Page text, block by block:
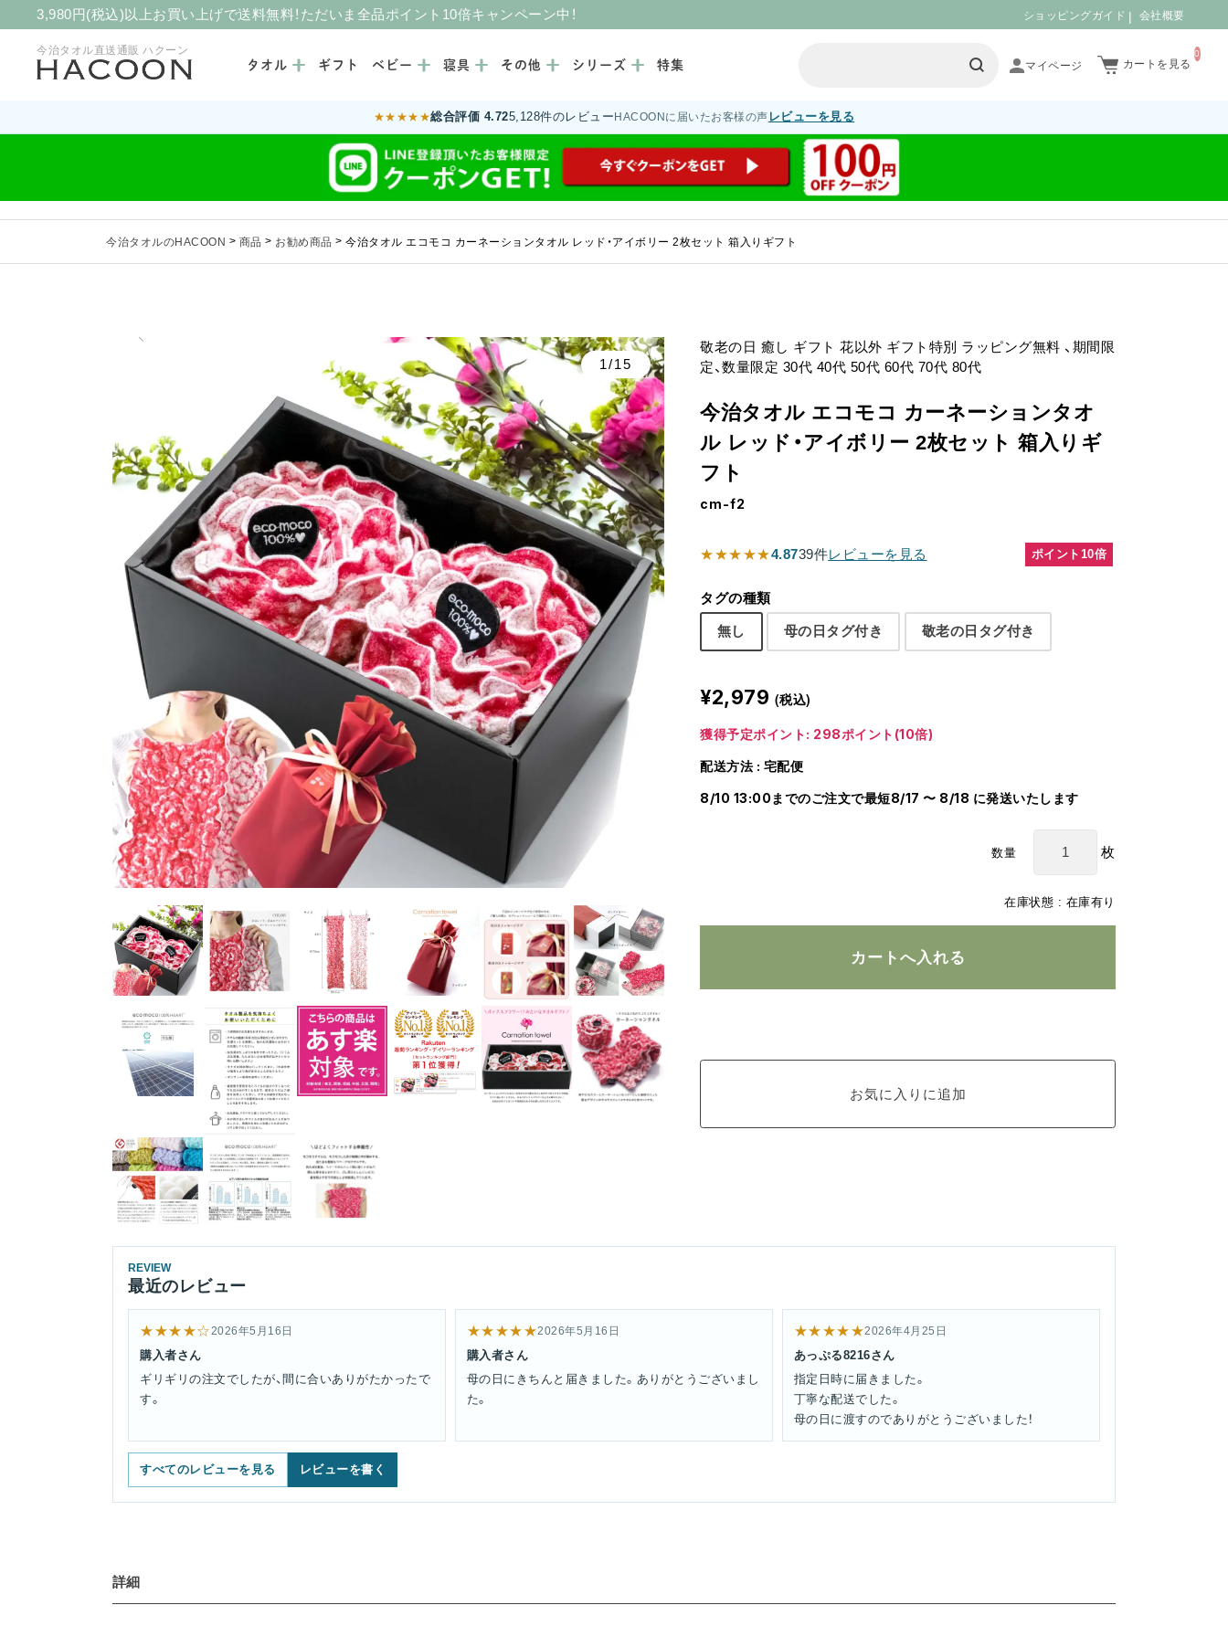
3,980円(税込)以上お買い上げで送料無料！ただいま全品ポイント10倍キャンペーン中！ ショッピングガイド 会社概要
今治タオル直送通販 ハクーン
タオル
ギフト ベビー 寝具 その他 シリーズ 特集 カートを見る
0
★★★★★総合評価 4.725,128件のレビューHACOONに届いたお客様の声 レビューを見る
今治タオルのHACOON > 商品 > お勧め商品 > 今治タオル エコモコ カーネーションタオル レッド・アイボリー 2枚セット 箱入りギフト
1/15
敬老の日 癒し ギフト 花以外 ギフト特別 ラッピング無料 、期間限
定、数量限定 30代 40代 50代 60代 70代 80代
今治タオル エコモコ カーネーションタオ
ル レッド・アイボリー 2枚セット 箱入りギ
フト
cm-f2
ポイント10倍
★★★★★4.8739件レビューを見る
タグの種類
無し 母の日タグ付き 敬老の日タグ付き
在庫状態 : 在庫有り
¥2,979 (税込)
獲得予定ポイント: 298ポイント(10倍)
配送方法 : 宅配便
8/10 13:00までのご注文で最短8/17 〜 8/18 に発送いたします
数量 枚
REVIEW
最近のレビュー
★★★★☆2026年5月16日
購入者さん
ギリギリの注文でしたが、間に合いありがたかったで
す。
★★★★★2026年5月16日
購入者さん
母の日にきちんと届きました。ありがとうございまし
た。
★★★★★2026年4月25日
あっぷる8216さん
指定日時に届きました。
丁寧な配送でした。
母の日に渡すのでありがとうございました！
すべてのレビューを見る レビューを書く
詳細